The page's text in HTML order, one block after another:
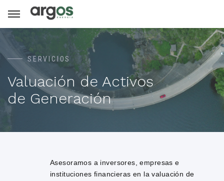
SERVICIOS
Valuación de Activos
de Generación
Asesoramos a inversores, empresas e
instituciones financieras en la valuación de